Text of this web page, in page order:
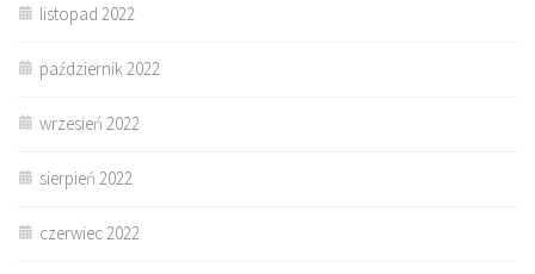
listopad 2022
październik 2022
wrzesień 2022
sierpień 2022
czerwiec 2022